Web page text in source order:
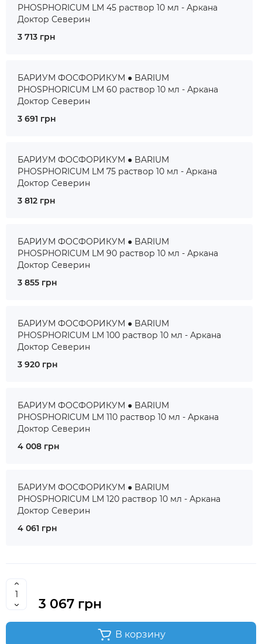
PHOSPHORICUM LM 45 раствор 10 мл - Аркана
Доктор Северин
3 713 грн
БАРИУМ ФОСФОРИКУМ ● BARIUM
PHOSPHORICUM LM 60 раствор 10 мл - Аркана
Доктор Северин
3 691 грн
БАРИУМ ФОСФОРИКУМ ● BARIUM
PHOSPHORICUM LM 75 раствор 10 мл - Аркана
Доктор Северин
3 812 грн
БАРИУМ ФОСФОРИКУМ ● BARIUM
PHOSPHORICUM LM 90 раствор 10 мл - Аркана
Доктор Северин
3 855 грн
БАРИУМ ФОСФОРИКУМ ● BARIUM
PHOSPHORICUM LM 100 раствор 10 мл - Аркана
Доктор Северин
3 920 грн
БАРИУМ ФОСФОРИКУМ ● BARIUM
PHOSPHORICUM LM 110 раствор 10 мл - Аркана
Доктор Северин
4 008 грн
БАРИУМ ФОСФОРИКУМ ● BARIUM
PHOSPHORICUM LM 120 раствор 10 мл - Аркана
Доктор Северин
4 061 грн
3 067 грн
В корзину